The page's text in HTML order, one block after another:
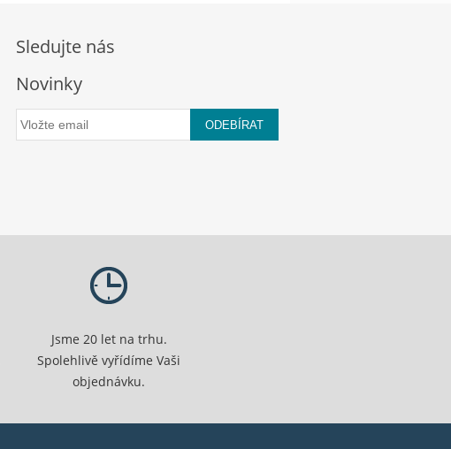
Sledujte nás
Novinky
ODEBÍRAT
Jsme 20 let na trhu.
Spolehlivě vyřídíme Vaši
objednávku.